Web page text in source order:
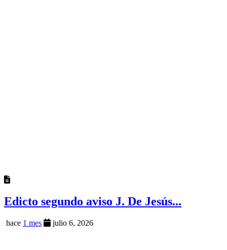
Edicto segundo aviso J. De Jesús...
hace 1 mes julio 6, 2026